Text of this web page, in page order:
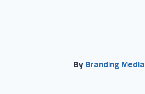
ByBranding Media